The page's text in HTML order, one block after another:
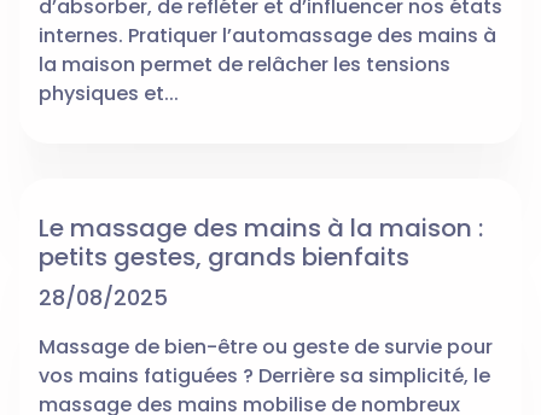
d’absorber, de refléter et d’influencer nos états
internes. Pratiquer l’automassage des mains à
la maison permet de relâcher les tensions
physiques et...
Le massage des mains à la maison :
petits gestes, grands bienfaits
28/08/2025
Massage de bien-être ou geste de survie pour
vos mains fatiguées ? Derrière sa simplicité, le
massage des mains mobilise de nombreux